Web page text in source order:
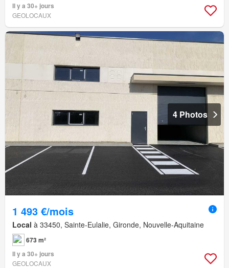
Il y a 30+ jours
GEOLOCAUX
4 Photos
1 493 €/mois
Local à 33450, Sainte-Eulalie, Gironde, Nouvelle-Aquitaine
673 m²
Il y a 30+ jours
GEOLOCAUX